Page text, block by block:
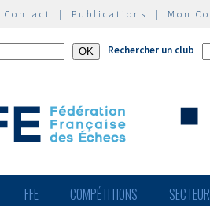
Contact | Publications | Mon
Rechercher un club
FFE COMPÉTITIONS